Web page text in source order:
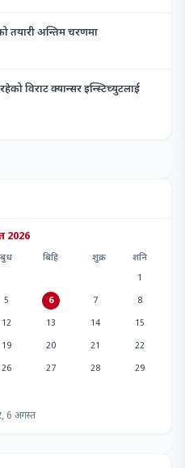
तयारी अन्तिम चरणमा
2026
बुध बिहि शुक्र
शनि
1
5 6 7
8
12 13 14
15
19 20 21
22
26 27 28
29
6 अगस्त